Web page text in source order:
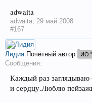
adwaita
adwaita, 29 май 2008
#167
Лидия Почётный автор ИО
Сообщения:
Каждый раз заглядываю
и сердцу.Люблю